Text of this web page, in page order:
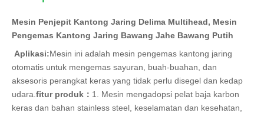
Mesin Penjepit Kantong Jaring Delima Multihead, Mesin
Pengemas Kantong Jaring Bawang Jahe Bawang Putih
Aplikasi:Mesin ini adalah mesin pengemas kantong jaring
otomatis untuk mengemas sayuran, buah-buahan, dan
aksesoris perangkat keras yang tidak perlu disegel dan kedap
udara. fitur produk： 1. Mesin mengadopsi pelat baja karbon
keras dan bahan stainless steel, keselamatan dan kesehatan,